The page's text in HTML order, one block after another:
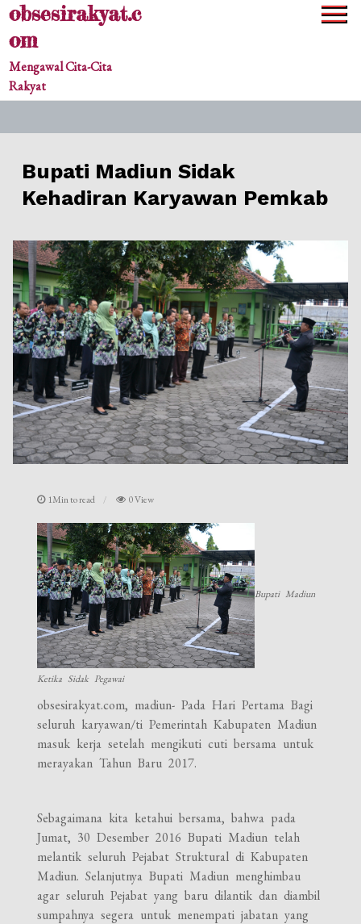
Skipobsesirakyat.c
om
Mengawal Cita-Cita
Rakyat
Bupati Madiun Sidak
Kehadiran Karyawan Pemkab
1Min to read 0 View
Bupati Madiun
Ketika Sidak Pegawai
obsesirakyat.com, madiun- Pada Hari Pertama Bagi
seluruh karyawan/ti Pemerintah Kabupaten Madiun
masuk kerja setelah mengikuti cuti bersama untuk
merayakan Tahun Baru 2017.
Sebagaimana kita ketahui bersama, bahwa pada
Jumat, 30 Desember 2016 Bupati Madiun telah
melantik seluruh Pejabat Struktural di Kabupaten
Madiun. Selanjutnya Bupati Madiun menghimbau
agar seluruh Pejabat yang baru dilantik dan diambil
sumpahnya segera untuk menempati jabatan yang